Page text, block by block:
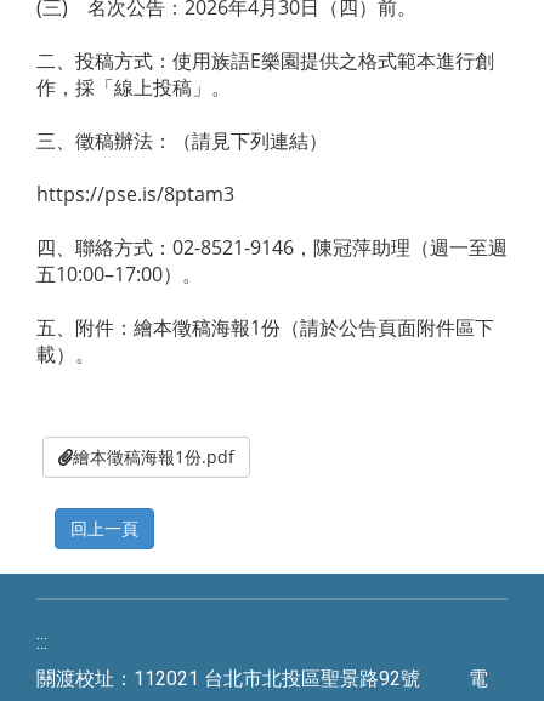
(三) 名次公告：2026年4月30日（四）前。
二、投稿方式：使用族語E樂園提供之格式範本進行創
作，採「線上投稿」。
三、徵稿辦法：（請見下列連結）
https://pse.is/8ptam3
四、聯絡方式：02-8521-9146，陳冠萍助理（週一至週
五10:00–17:00）。
五、附件：繪本徵稿海報1份（請於公告頁面附件區下
載）。
繪本徵稿海報1份.pdf
:::
關渡校址：112021 台北市北投區聖景路92號 電